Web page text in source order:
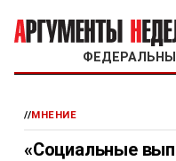
//МНЕНИЕ
«Социальные